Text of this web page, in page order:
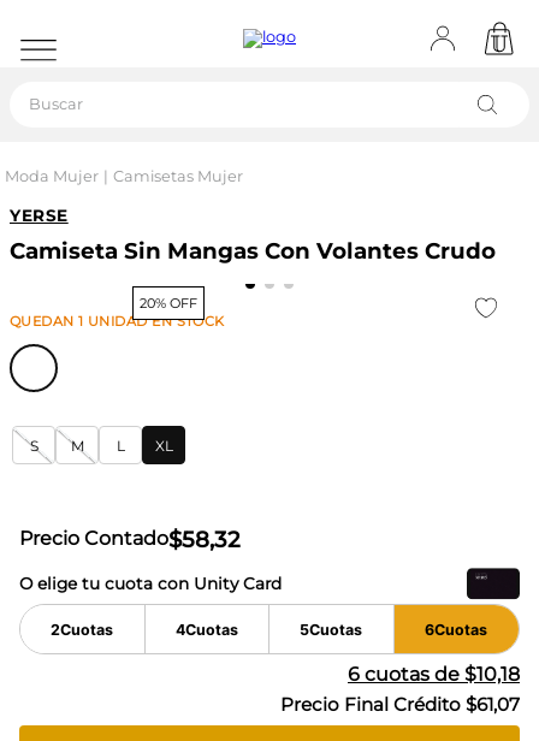
Moda Mujer Camisetas Mujer
YERSE
Camiseta Sin Mangas Con Volantes Crudo
20% OFF
QUEDAN1 UNIDADEN STOCK
S M L XL
Precio Contado$58,32
O elige tu cuota con Unity Card
2Cuotas 4Cuotas 5Cuotas 6Cuotas
6 cuotas de $10,18
Precio Final Crédito $61,07